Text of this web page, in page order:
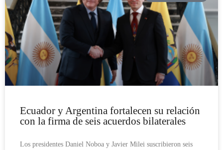
Ecuador y Argentina fortalecen su relación
con la firma de seis acuerdos bilaterales
Los presidentes Daniel Noboa y Javier Milei suscribieron seis